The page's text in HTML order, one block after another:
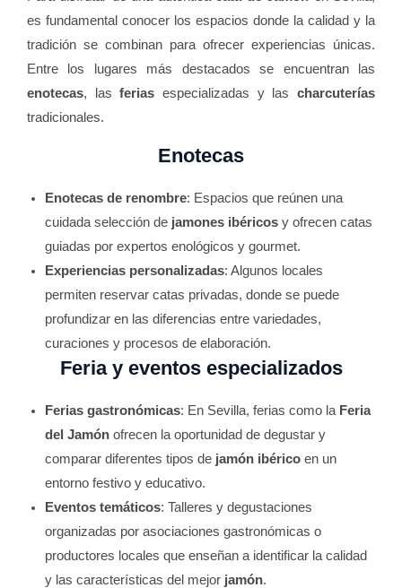
es fundamental conocer los espacios donde la calidad y la
tradición se combinan para ofrecer experiencias únicas.
Entre los lugares más destacados se encuentran las
enotecas, lasferias especializadas y lascharcuterías
tradicionales.
Enotecas
Enotecas de renombre: Espacios que reúnen una
cuidada selección de jamones ibéricos y ofrecen catas
guiadas por expertos enológicos y gourmet.
Experiencias personalizadas: Algunos locales
permiten reservar catas privadas, donde se puede
profundizar en las diferencias entre variedades,
curaciones y procesos de elaboración.
Feria y eventos especializados
Ferias gastronómicas: En Sevilla, ferias como la Feria
del Jamón ofrecen la oportunidad de degustar y
comparar diferentes tipos de jamón ibérico en un
entorno festivo y educativo.
Eventos temáticos: Talleres y degustaciones
organizadas por asociaciones gastronómicas o
productores locales que enseñan a identificar la calidad
y las características del mejor jamón.